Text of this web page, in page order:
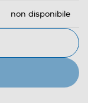
non disponibile